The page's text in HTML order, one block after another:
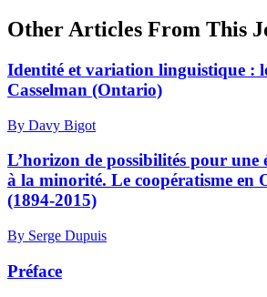
Other Articles From This
Identité et variation linguistique :
Casselman (Ontario)
By Davy Bigot
L’horizon de possibilités pour une
à la minorité. Le coopératisme en
(1894-2015)
By Serge Dupuis
Préface